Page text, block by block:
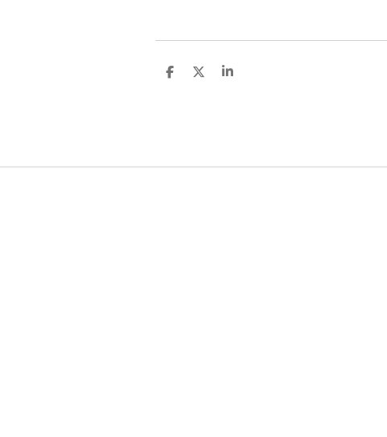
D
D
S